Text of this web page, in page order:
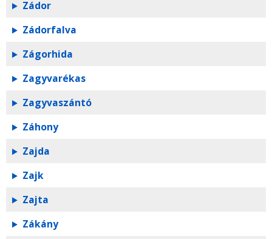
Zádor
Zádorfalva
Zágorhida
Zagyvarékas
Zagyvaszántó
Záhony
Zajda
Zajk
Zajta
Zákány